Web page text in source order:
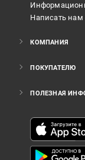
Написать
КОМПАНИЯ
ПОКУПАТЕЛЮ
ПОЛЕЗНАЯ